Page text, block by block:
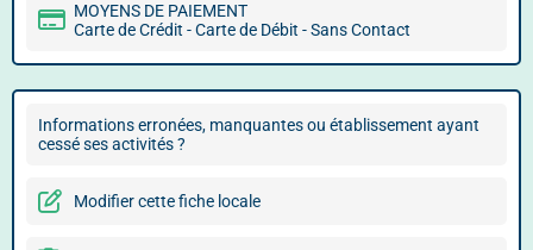
MOYENS DE PAIEMENT
Carte de Crédit - Carte de Débit - Sans Contact
Informations erronées, manquantes ou établissement ayant
cessé ses activités ?
Modifier cette fiche locale